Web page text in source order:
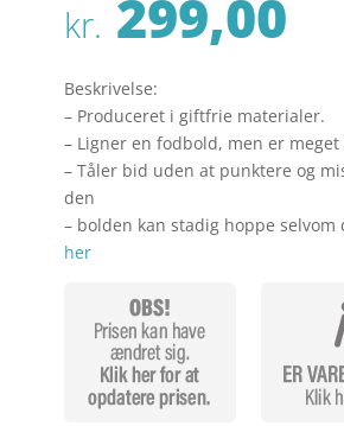
kr. 299,00
Beskrivelse:
– Produceret i giftfrie materialer.
– Ligner en fodbold, men er
– Tåler bid uden at punktere og
den
– bolden kan stadig hoppe
her